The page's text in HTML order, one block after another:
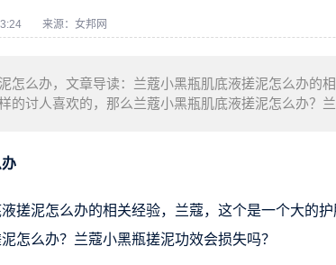
来源： 女邦网
怎么办，文章导读：兰蔻小黑瓶肌底液搓泥怎么办的
的讨人喜欢的，那么兰蔻小黑瓶肌底液搓泥怎么办？
搓泥怎么办的相关经验，兰蔻，这个是一个大的
怎么办？兰蔻小黑瓶搓泥功效会损失吗？